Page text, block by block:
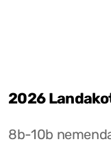
2026
8b-10b